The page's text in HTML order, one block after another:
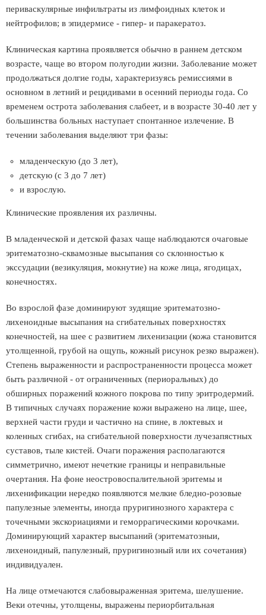
периваскулярные инфильтраты из лимфоидных клеток и
нейтрофилов; в эпидермисе - гипер- и паракератоз.
Клиническая картина проявляется обычно в раннем детском
возрасте, чаще во втором полугодии жизни. Заболевание может
продолжаться долгие годы, характеризуясь ремиссиями в
основном в летний и рецидивами в осенний периоды года. Со
временем острота заболевания слабеет, и в возрасте 30-40 лет у
большинства больных наступает спонтанное излечение. В
течении заболевания выделяют три фазы:
младенческую (до 3 лет),
детскую (с 3 до 7 лет)
и взрослую.
Клинические проявления их различны.
В младенческой и детской фазах чаще наблюдаются очаговые
эритематозно-сквамозные высыпания со склонностью к
экссудации (везикуляция, мокнутие) на коже лица, ягодицах,
конечностях.
Во взрослой фазе доминируют зудящие эритематозно-
лихеноидные высыпания на сгибательных поверхностях
конечностей, на шее с развитием лихенизации (кожа становится
утолщенной, грубой на ощупь, кожный рисунок резко выражен).
Степень выраженности и распространенности процесса может
быть различной - от ограниченных (периоральных) до
обширных поражений кожного покрова по типу эритродермий.
В типичных случаях поражение кожи выражено на лице, шее,
верхней части груди и частично на спине, в локтевых и
коленных сгибах, на сгибательной поверхности лучезапястных
суставов, тыле кистей. Очаги поражения располагаются
симметрично, имеют нечеткие границы и неправильные
очертания. На фоне неостровоспалительной эритемы и
лихенификации нередко появляются мелкие бледно-розовые
папулезные элементы, иногда пруригинозного характера с
точечными экскориациями и геморрагическими корочками.
Доминирующий характер высыпаний (эритематозныи,
лихеноидный, папулезный, пруригинозный или их сочетания)
индивидуален.
На лице отмечаются слабовыраженная эритема, шелушение.
Веки отечны, утолщены, выражены периорбитальная